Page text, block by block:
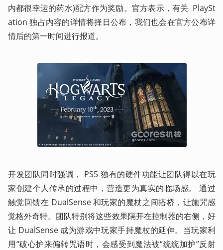
内都很幸运的药水)配方作为奖励。官方表示，有关  PlaySt
ation 独占内容的详情将择日公布，我们也会在官方公布详
情后的第一时间进行报道。
开发团队同时强调， PS5 独有的硬件功能让团队得以在玩
家创建个人传承的过程中，营造更为真实的临场感。 通过
触觉回馈在 DualSense 和玩家的魔杖之间搭桥，让施咒感
觉格外奇特。团队特别将这些效果隔开在控制器的右侧，好
让 DualSense 成为游戏中玩家手持魔杖的延伸。当玩家利
用“破心护来偏转咒语时，会感受到魔法被“统统加护”反射